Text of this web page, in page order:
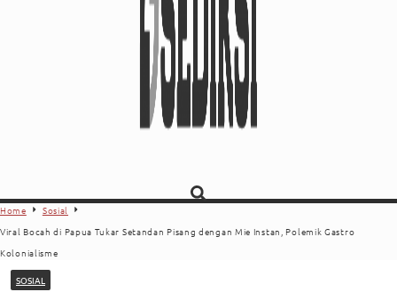
Home
Sosial
Viral Bocah di Papua Tukar Setandan Pisang dengan Mie Instan, Polemik Gastro
Kolonialisme
SOSIAL